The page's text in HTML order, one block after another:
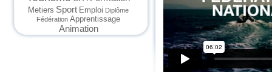
Metiers Sport Emploi Diplôme
Fédération Apprentissage
Animation